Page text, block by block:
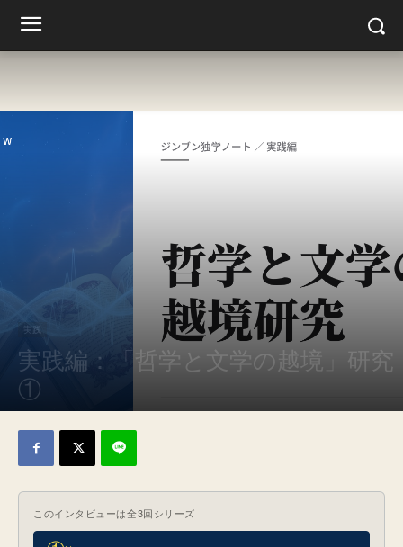
実践
実践編：「哲学と文学の越境」研究
①
このインタビューは全3回シリーズ